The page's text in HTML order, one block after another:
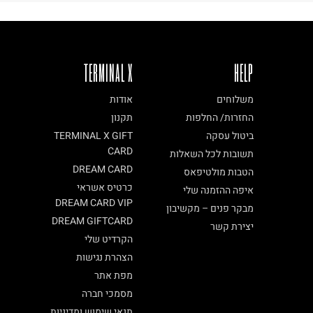
TERMINAL X
אודות
תקנון
TERMINAL X GIFT
CARD
DREAM CARD
כרטיס אשראי
DREAM CARD VIP
DREAM GIFTCARD
הקרדיט שלי
הצהרת נגישות
מפת אתר
מסמכי חברה
HELP
משלוחים
החזרות/ החלפות
ביטול עסקה
תשובות לכל השאלות
הטבות מולטיפאס
איפה ההזמנה שלי
מבקר פנים – מקשיבון
יצירת קשר